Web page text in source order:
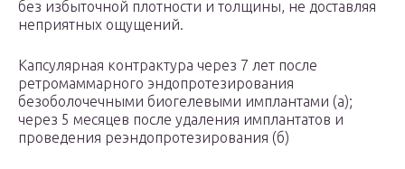
без избыточной плотности и толщины, не доставляя
неприятных ощущений.
Капсулярная контрактура через 7 лет после
ретромаммарного эндопротезирования
безоболочечными биогелевыми имплантами (а);
через 5 месяцев после удаления имплантатов и
проведения реэндопротезирования (б)